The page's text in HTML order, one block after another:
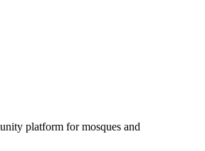
platform for mosques and